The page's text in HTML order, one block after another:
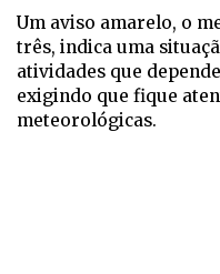
Um aviso amarelo, o
três, indica uma
atividades que
exigindo que fique
meteorológicas.